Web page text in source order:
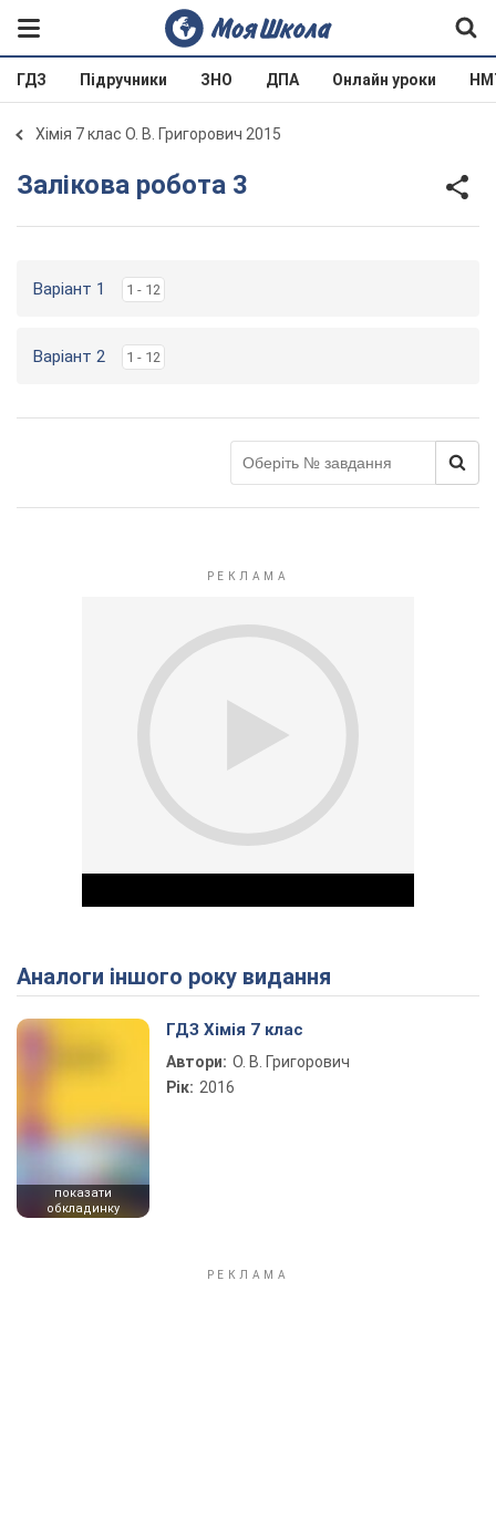
ГДЗ Підручники ЗНО ДПА Онлайн уроки
Хімія 7 клас О. В. Григорович 2015
Залікова робота 3
Варіант 1 1 - 12
Варіант 2 1 - 12
Play Video
Аналоги іншого року видання
показати
обкладинку
ГДЗ Хімія 7 клас
Автори: О. В. Григорович
Рік: 2016